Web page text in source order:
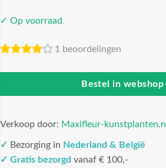
✓ Op voorraad
1 beoordelingen
Bestel in webshop
Verkoop door: Maxifleur-kunstplanten.nl
✓ Bezorging in Nederland & België
✓ Gratis bezorgd vanaf € 100,-